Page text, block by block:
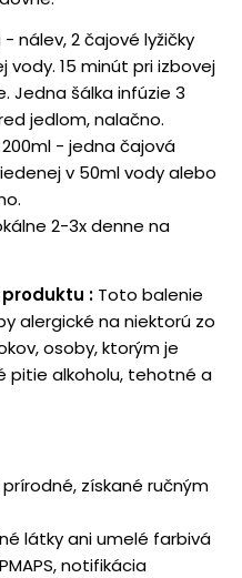
- nálev, 2 čajové lyžičky
vody. 15 minút pri izbovej
šálka infúzie 3
jedlom, nalačno.
200ml - jedna čajová
v 50ml vody alebo
2-3x denne na
: Toto balenie
alergické na niektorú zo
osoby, ktorým je
pitie alkoholu, tehotné a
získané ručným
látky ani umelé farbivá
notifikácia